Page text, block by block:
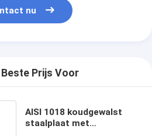
nu
Beste Prijs Voor
AISI 1018 koudgewalst
staalplaat met